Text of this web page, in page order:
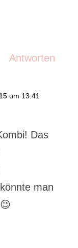
Antworten
um 13:41
Das
man